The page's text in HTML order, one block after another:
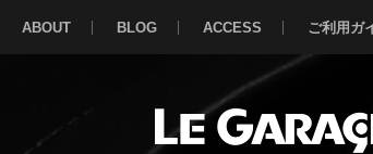
ABOUT BLOG ACCESS ご利用ガ